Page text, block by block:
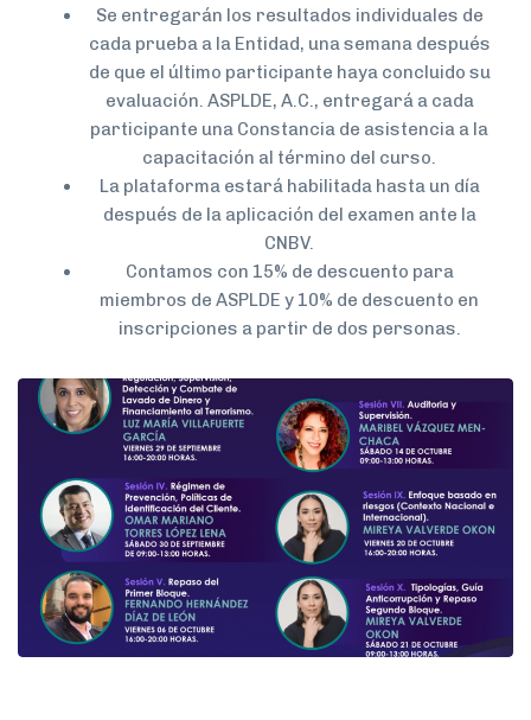
Se entregarán los resultados individuales de
cada prueba a la Entidad, una semana después
de que el último participante haya concluido su
evaluación. ASPLDE, A.C., entregará a cada
participante una Constancia de asistencia a la
capacitación al término del curso.
La plataforma estará habilitada hasta un día
después de la aplicación del examen ante la
CNBV.
Contamos con 15% de descuento para
miembros de ASPLDE y 10% de descuento en
inscripciones a partir de dos personas.